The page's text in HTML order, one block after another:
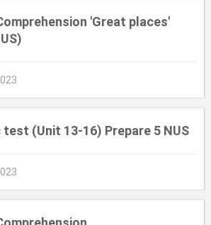
'Great places'
(Unit 13-16) Prepare 5 NUS